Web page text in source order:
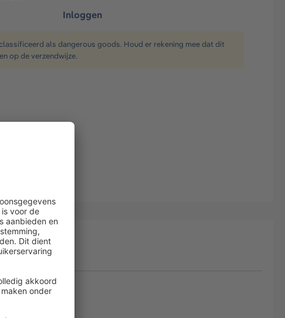
Inloggen
als dangerous goods. Houd er rekening mee dat dit
op de verzendwijze.